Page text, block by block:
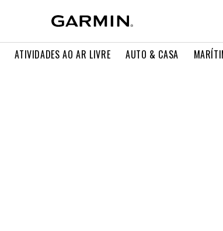
ATIVIDADES AO AR LIVRE AUTO & CASA